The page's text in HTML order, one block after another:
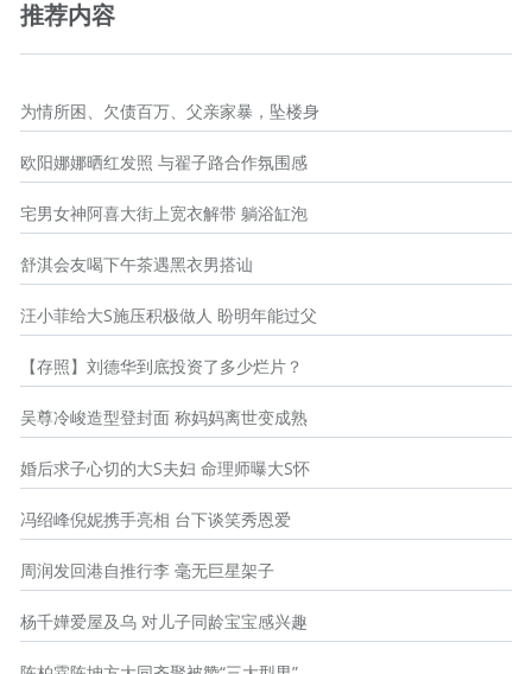
推荐内容
为情所困、欠债百万、父亲家暴，坠楼身
欧阳娜娜晒红发照 与翟子路合作氛围感
宅男女神阿喜大街上宽衣解带 躺浴缸泡
舒淇会友喝下午茶遇黑衣男搭讪
汪小菲给大S施压积极做人 盼明年能过父
【存照】刘德华到底投资了多少烂片？
吴尊冷峻造型登封面 称妈妈离世变成熟
婚后求子心切的大S夫妇 命理师曝大S怀
冯绍峰倪妮携手亮相 台下谈笑秀恩爱
周润发回港自推行李 毫无巨星架子
杨千嬅爱屋及乌 对儿子同龄宝宝感兴趣